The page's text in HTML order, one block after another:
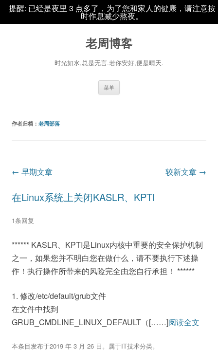
提醒: 已经是夜里 3 点多了，为了您和家人的健康，请注意按
时作息减少熬夜。
老周博客
时光如水,总是无言.若你安好,便是晴天.
菜单
作者归档： 老周部落
文
导
航
← 早期文章 较新文章 →
在Linux系统上关闭KASLR、KPTI
1条回复
****** KASLR、KPTI是Linux内核中重要的安全保护机制
之一，如果您并不明白您在做什么，请不要执行下述操
作！执行操作所带来的风险完全由您自行承担！ ******
1. 修改/etc/default/grub文件
在文件中找到
GRUB_CMDLINE_LINUX_DEFAULT（[……]阅读全文
本条目发布于2019 年 3 月 26 日。属于IT技术分类。